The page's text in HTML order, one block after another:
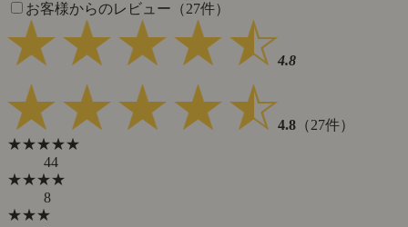
お客様からのレビュー（27件）
4.8
4.8 （27件）
★★★★★
44
★★★★
8
★★★